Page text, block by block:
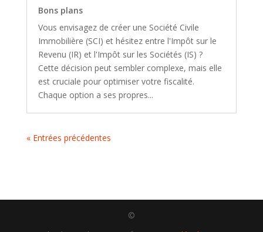
Bons plans
Vous envisagez de créer une Société Civile
Immobilière (SCI) et hésitez entre l'Impôt sur le
Revenu (IR) et l'Impôt sur les Sociétés (IS) ?
Cette décision peut sembler complexe, mais elle
est cruciale pour optimiser votre fiscalité.
Chaque option a ses propres...
« Entrées précédentes
©